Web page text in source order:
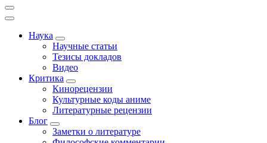
Наука
Научные статьи
Тезисы докладов
Видео
Критика
Кинорецензии
Культурные коды аниме
Литературные рецензии
Блог
Заметки о литературе